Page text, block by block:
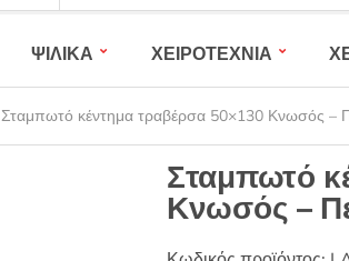
a
c
h
p
ΨΙΛΙΚΑ ΧΕΙΡΟΤΕΧΝΙΑ
Σταμπωτό κέντημα τραβέρσα 50×130 Κνωσός –
Σταμπωτό
Κνωσός –